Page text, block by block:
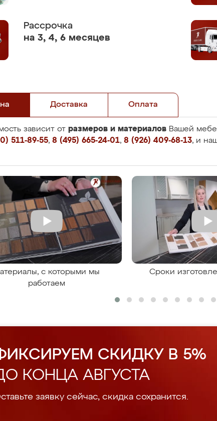
Рассрочка
на 3, 4, 6 месяцев
Доставка Оплата
зависит от размеров и материалов Вашей
511-89-55, 8 (495) 665-24-01, 8 (926) 409-68-13, и
с которыми мы
работаем
Сроки
СКИДКУ В 5%
КОНЦА АВГУСТА
заявку сейчас, скидка сохранится.